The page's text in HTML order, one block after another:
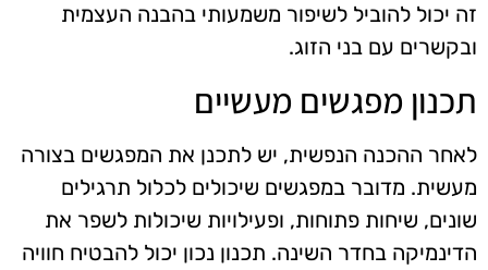
זה יכול להוביל לשיפור משמעותי בהבנה העצמית
ובקשרים עם בני הזוג.
תכנון מפגשים מעשיים
לאחר ההכנה הנפשית, יש לתכנן את המפגשים בצורה
מעשית. מדובר במפגשים שיכולים לכלול תרגילים
שונים, שיחות פתוחות, ופעילויות שיכולות לשפר את
הדינמיקה בחדר השינה. תכנון נכון יכול להבטיח חוויה